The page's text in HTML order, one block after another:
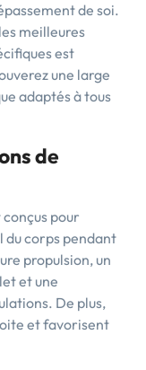
de soi.
meilleures
est
une large
adaptés à tous
de
pour
corps pendant
propulsion, un
et une
De plus,
et favorisent